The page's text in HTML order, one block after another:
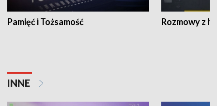
Pamięć i Tożsamość Rozmowy z
INNE